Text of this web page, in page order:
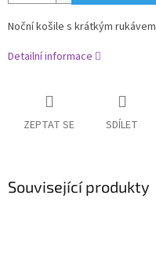
Noční košile s krátkým rukávem
Detailní informace
ZEPTAT SE SDÍLET
Související produkty